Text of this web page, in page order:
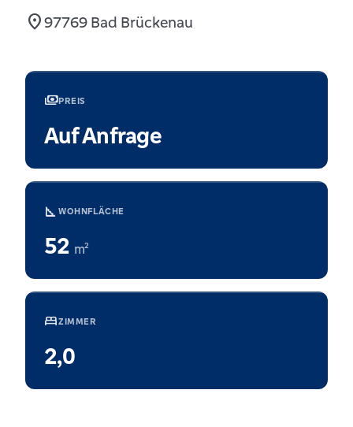
location_on97769 Bad Brückenau
paymentsPREIS
Auf Anfrage
square_foot WOHNFLÄCHE
52 m²
bedZIMMER
2,0